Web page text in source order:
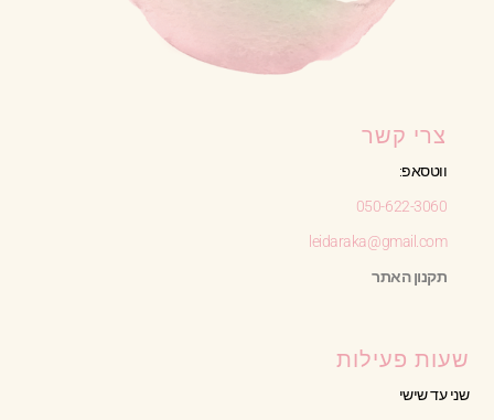
צרי קשר
ווטסאפ:
050-622-3060
leidaraka@gmail.com
תקנון האתר
שעות פעילות
שני עד שישי